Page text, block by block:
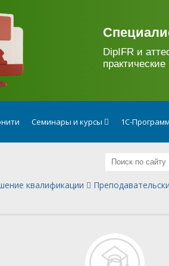
DipIFR и
Семинары и курсы 1С-
квалификации